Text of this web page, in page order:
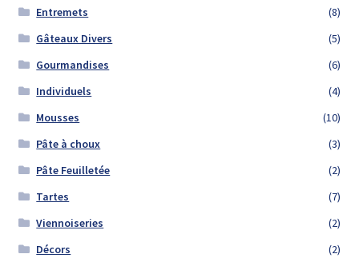
Entremets
(8)
Gâteaux Divers
(5)
Gourmandises
(6)
Individuels
(4)
Mousses
(10)
Pâte à choux
(3)
Pâte Feuilletée
(2)
Tartes
(7)
Viennoiseries
(2)
Décors
(2)